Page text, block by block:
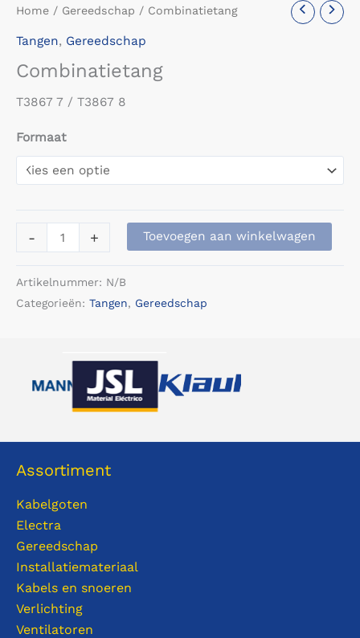
Home / Gereedschap / Combinatietang
Tangen, Gereedschap
Combinatietang
T3867 7 / T3867 8
Formaat
-
Combinatietang
aantal
+ Toevoegen aan winkelwagen
Artikelnummer: N/B
Categorieën: Tangen, Gereedschap
Assortiment
Kabelgoten
Electra
Gereedschap
Installatiemateriaal
Kabels en snoeren
Verlichting
Ventilatoren